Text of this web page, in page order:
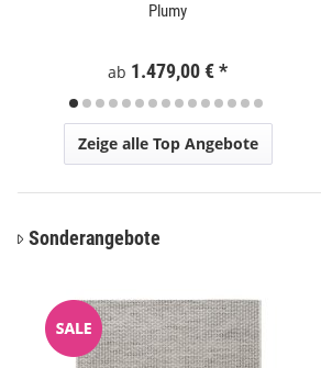
Plumy
ab 1.479,00 €*
Zeige alle Top Angebote
Sonderangebote